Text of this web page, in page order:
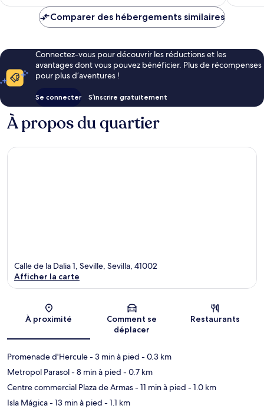
de
Comparer des hébergements similaires
Connectez-vous pour découvrir les réductions et les
avantages dont vous pouvez bénéficier. Plus de récompenses
pour plus d’aventures !
Se connecter S’inscrire gratuitement
À propos du quartier
Carte
Calle de la Dalia 1, Seville, Sevilla, 41002
Afficher la carte
À proximité
Comment se
déplacer
Restaurants
Promenade d'Hercule- 3 min à pied - 0.3 km
Metropol Parasol- 8 min à pied - 0.7 km
Centre commercial Plaza de Armas- 11 min à pied - 1.0 km
Isla Mágica- 13 min à pied - 1.1 km